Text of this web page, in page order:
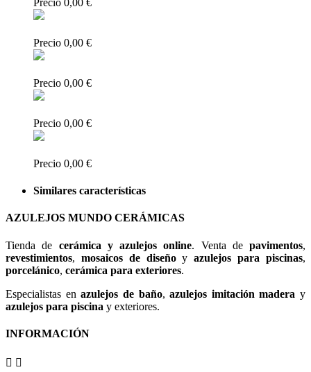
Precio 0,00 €
Precio 0,00 €
Precio 0,00 €
Precio 0,00 €
Precio 0,00 €
Similares características
AZULEJOS MUNDO CERÁMICAS
Tienda de cerámica y azulejos online. Venta de pavimentos,
revestimientos, mosaicos de diseñoyazulejos para piscinas,
porcelánico, cerámica para exteriores.
Especialistas enazulejos de baño,azulejos imitación madera y
azulejos para piscina y exteriores.
INFORMACIÓN
 